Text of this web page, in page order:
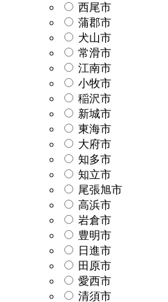
西尾市
蒲郡市
犬山市
常滑市
江南市
小牧市
稲沢市
新城市
東海市
大府市
知多市
知立市
尾張旭市
高浜市
岩倉市
豊明市
日進市
田原市
愛西市
清須市